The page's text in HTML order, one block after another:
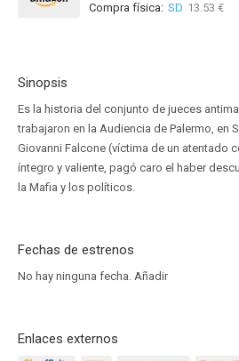
Compra física: SD 13.53 €
Sinopsis
Es la historia del conjunto de jueces
trabajaron en la Audiencia de Palermo, en
Giovanni Falcone (víctima de un atentado
íntegro y valiente, pagó caro el haber
la Mafia y los políticos.
Fechas de estrenos
No hay ninguna fecha. Añadir
Enlaces externos